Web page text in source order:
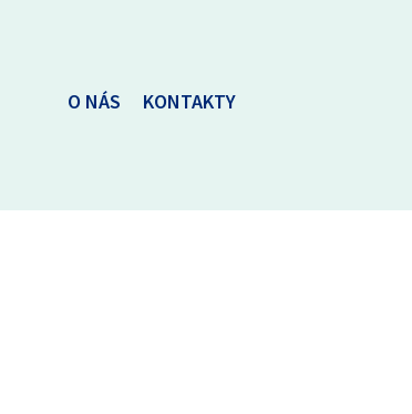
O NÁS KONTAKTY